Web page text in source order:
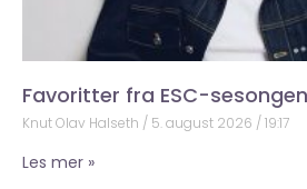
Favoritter fra ESC-
Knut Olav Halseth 5. august 2026 19:17
Les mer »